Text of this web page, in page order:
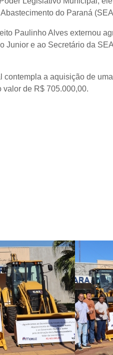
do Paraná
Paulinho Alves externou
Junior e ao Secretário da
contempla a aquisição de
valor de R$ 705.000,00.